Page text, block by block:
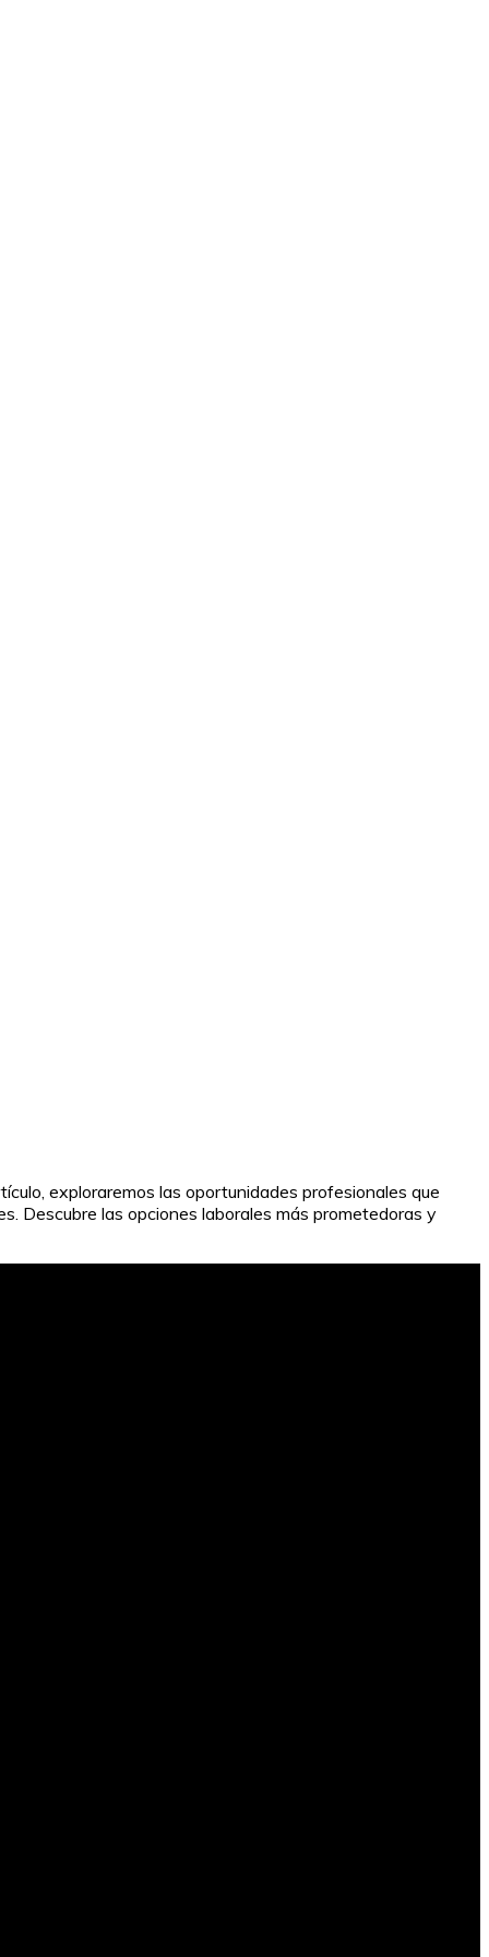
exploraremos las oportunidades profesionales que
Descubre las opciones laborales más prometedoras y